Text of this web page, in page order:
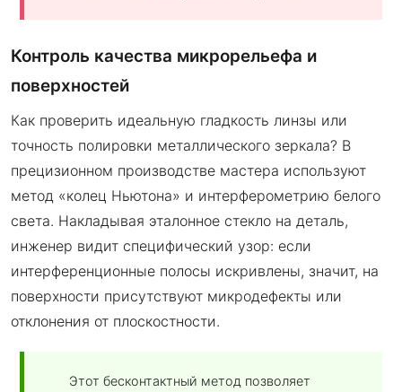
Контроль качества микрорельефа и
поверхностей
Как проверить идеальную гладкость линзы или
точность полировки металлического зеркала? В
прецизионном производстве мастера используют
метод «колец Ньютона» и интерферометрию белого
света. Накладывая эталонное стекло на деталь,
инженер видит специфический узор: если
интерференционные полосы искривлены, значит, на
поверхности присутствуют микродефекты или
отклонения от плоскостности.
Этот бесконтактный метод позволяет